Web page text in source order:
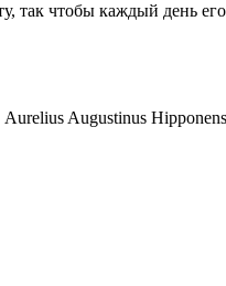
так чтобы каждый день
Augustinus